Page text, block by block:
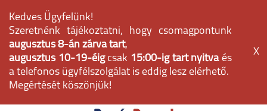
Kedves Ügyfelünk!
Szeretnénk tájékoztatni, hogy csomagpontunk
augusztus 8-án zárva tart,
augusztus 10-19-éig csak 15:00-ig tart nyitvaés
a telefonos ügyfélszolgálat is eddig lesz elérhető.
Megértését köszönjük!
X